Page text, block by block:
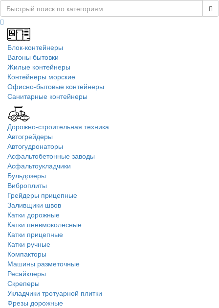
Блок-контейнеры
Вагоны бытовки
Жилые контейнеры
Контейнеры морские
Офисно-бытовые контейнеры
Санитарные контейнеры
Дорожно-строительная техника
Автогрейдеры
Автогудронаторы
Асфальтобетонные заводы
Асфальтоукладчики
Бульдозеры
Виброплиты
Грейдеры прицепные
Заливщики швов
Катки дорожные
Катки пневмоколесные
Катки прицепные
Катки ручные
Компакторы
Машины разметочные
Ресайклеры
Скреперы
Укладчики тротуарной плитки
Фрезы дорожные